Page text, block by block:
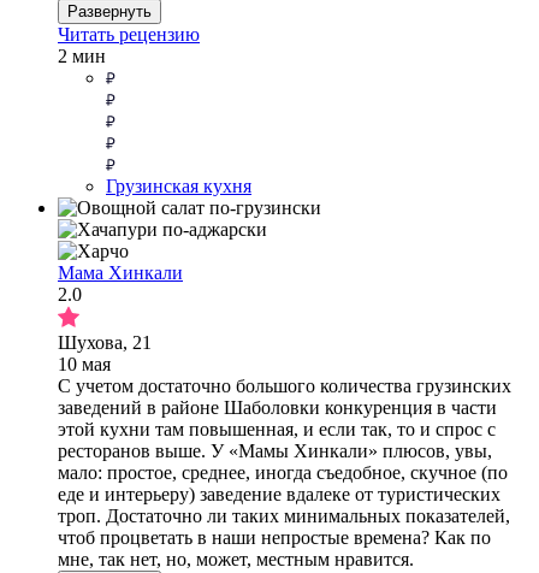
Развернуть
Читать рецензию
2 мин
Грузинская кухня
Мама Хинкали
2.0
Шухова, 21
10 мая
С учетом достаточно большого количества грузинских
заведений в районе Шаболовки конкуренция в части
этой кухни там повышенная, и если так, то и спрос с
ресторанов выше. У «Мамы Хинкали» плюсов, увы,
мало: простое, среднее, иногда съедобное, скучное (по
еде и интерьеру) заведение вдалеке от туристических
троп. Достаточно ли таких минимальных показателей,
чтоб процветать в наши непростые времена? Как по
мне, так нет, но, может, местным нравится.